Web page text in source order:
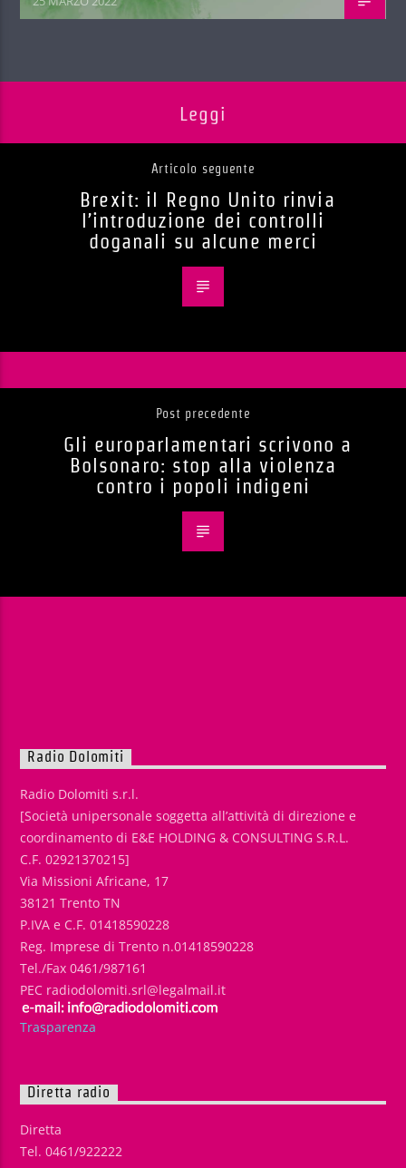
Leggi
Articolo seguente
Brexit: il Regno Unito rinvia
l’introduzione dei controlli
doganali su alcune merci
Post precedente
Gli europarlamentari scrivono a
Bolsonaro: stop alla violenza
contro i popoli indigeni
Radio Dolomiti
Radio Dolomiti s.r.l.
[Società unipersonale soggetta all’attività di direzione e
coordinamento di E&E HOLDING & CONSULTING S.R.L.
C.F. 02921370215]
Via Missioni Africane, 17
38121 Trento TN
P.IVA e C.F. 01418590228
Reg. Imprese di Trento n.01418590228
Tel./Fax 0461/987161
PEC radiodolomiti.srl@legalmail.it
Trasparenza
Diretta radio
Diretta
Tel. 0461/922222